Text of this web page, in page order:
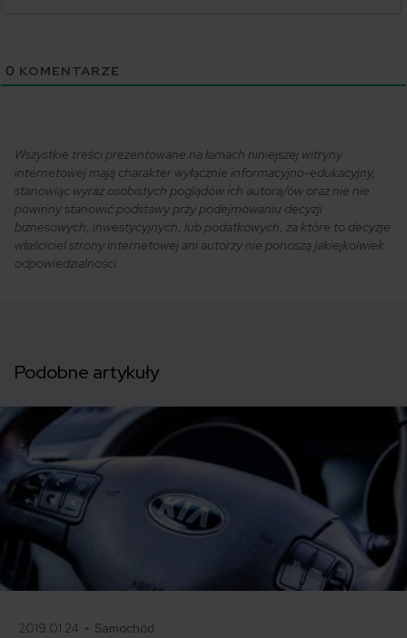
0 KOMENTARZE
Wszystkie treści prezentowane na łamach niniejszej witryny
internetowej mają charakter wyłącznie informacyjno-edukacyjny,
stanowiąc wyraz osobistych poglądów ich autora/ów oraz nie nie
powinny stanowić podstawy przy podejmowaniu decyzji
biznesowych, inwestycyjnych, lub podatkowych, za które to decyzje
właściciel strony internetowej ani autorzy nie ponoszą jakiejkolwiek
odpowiedzialności.
Podobne artykuły
2019.01.24 • Samochód